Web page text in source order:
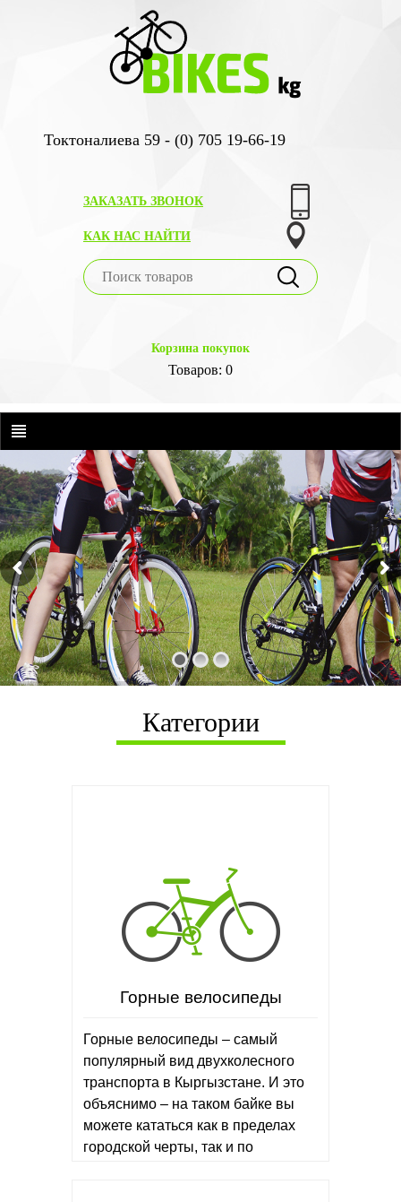
Токтоналиева 59 - (0) 705 19-66-19
ЗАКАЗАТЬ ЗВОНОК
КАК НАС НАЙТИ
Корзина покупок
Товаров: 0
Категории
Горные велосипеды
Горные велосипеды – самый
популярный вид двухколесного
транспорта в Кыргызстане. И это
объяснимо – на таком байке вы
можете кататься как в пределах
городской черты, так и по